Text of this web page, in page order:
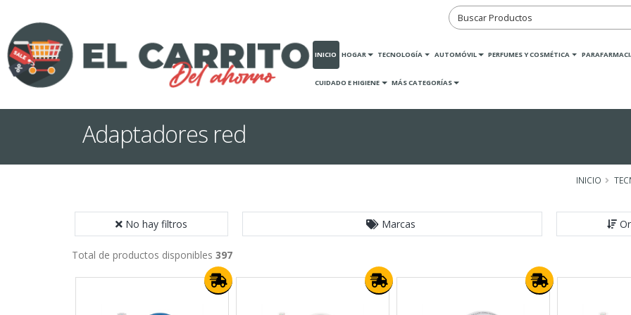
INICIO HOGAR TECNOLOGÍA AUTOMÓVIL PERFUMES Y COSMÉTICA
CUIDADO E HIGIENE MÁS CATEGORÍAS
Adaptadores red
INICIO
No hay filtros Marcas
Total de productos disponibles 397